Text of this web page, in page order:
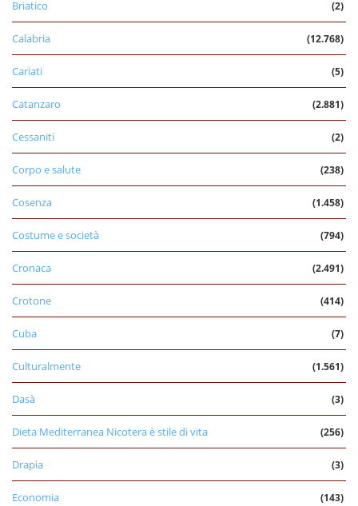
Briatico (2)
Calabria (12.768)
Cariati (5)
Catanzaro (2.881)
Cessaniti (2)
Corpo e salute (238)
Cosenza (1.458)
Costume e società (794)
Cronaca (2.491)
Crotone (414)
Cuba (7)
Culturalmente (1.561)
Dasà (3)
Dieta Mediterranea Nicotera è stile di vita (256)
Drapia (3)
Economia (143)